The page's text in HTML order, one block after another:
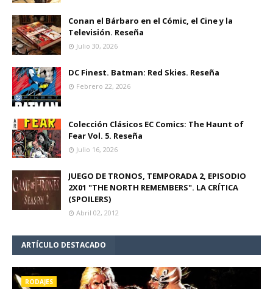
Conan el Bárbaro en el Cómic, el Cine y la
Televisión. Reseña
Julio 30, 2026
DC Finest. Batman: Red Skies. Reseña
Febrero 22, 2026
Colección Clásicos EC Comics: The Haunt of
Fear Vol. 5. Reseña
Julio 16, 2026
JUEGO DE TRONOS, TEMPORADA 2, EPISODIO
2X01 "THE NORTH REMEMBERS". LA CRÍTICA
(SPOILERS)
Abril 02, 2012
ARTÍCULO DESTACADO
RODAJES